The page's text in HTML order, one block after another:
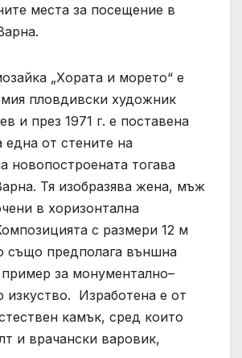
места за посещение в
„Хората и морето“ е
пловдивски художник
и през 1971 г. е поставена
една от стените на
новопостроената тогава
Тя изобразява жена, мъж
в хоризонтална
с размери 12 м
също предполага външна
за монументално–
изкуство. Изработена е от
камък, сред които
и врачански варовик,